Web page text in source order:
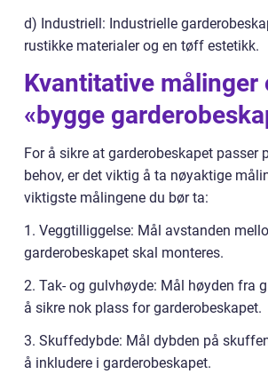
d) Industriell: Industrielle
rustikke materialer og en tøff estetikk.
Kvantitative målinger
«bygge
For å sikre at garderobeskapet passer
behov, er det viktig å ta nøyaktige
viktigste målingene du bør ta:
1. Veggtilliggelse: Mål avstanden
garderobeskapet skal monteres.
2. Tak- og gulvhøyde: Mål høyden fra
å sikre nok plass for garderobeskapet.
3. Skuffedybde: Mål dybden på
å inkludere i garderobeskapet.